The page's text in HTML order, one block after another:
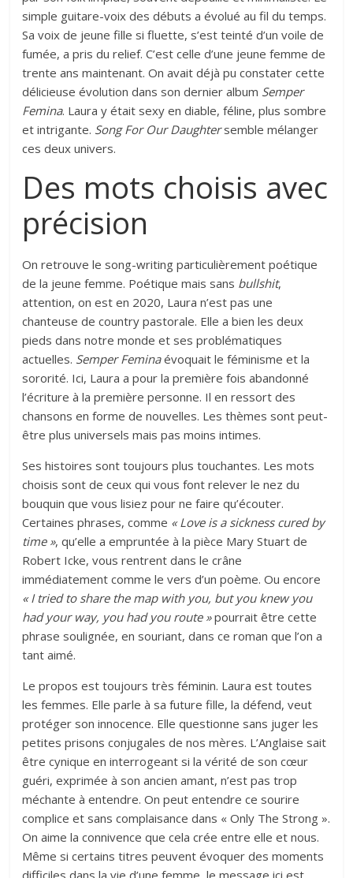
simple guitare-voix des débuts a évolué au fil du temps.
Sa voix de jeune fille si fluette, s’est teinté d’un voile de
fumée, a pris du relief. C’est celle d’une jeune femme de
trente ans maintenant. On avait déjà pu constater cette
délicieuse évolution dans son dernier album Semper
Femina. Laura y était sexy en diable, féline, plus sombre
et intrigante. Song For Our Daughtersemble mélanger
ces deux univers.
Des mots choisis avec
précision
On retrouve le song-writing particulièrement poétique
de la jeune femme. Poétique mais sans bullshit,
attention, on est en 2020, Laura n’est pas une
chanteuse de country pastorale. Elle a bien les deux
pieds dans notre monde et ses problématiques
actuelles. Semper Feminaévoquait le féminisme et la
sororité. Ici, Laura a pour la première fois abandonné
l’écriture à la première personne. Il en ressort des
chansons en forme de nouvelles. Les thèmes sont peut-
être plus universels mais pas moins intimes.
Ses histoires sont toujours plus touchantes. Les mots
choisis sont de ceux qui vous font relever le nez du
bouquin que vous lisiez pour ne faire qu’écouter.
Certaines phrases, comme « Love is a sickness cured by
time », qu’elle a empruntée à la pièce Mary Stuart de
Robert Icke, vous rentrent dans le crâne
immédiatement comme le vers d’un poème. Ou encore
« I tried to share the map with you, but you knew you
had your way, you had you route »pourrait être cette
phrase soulignée, en souriant, dans ce roman que l’on a
tant aimé.
Le propos est toujours très féminin. Laura est toutes
les femmes. Elle parle à sa future fille, la défend, veut
protéger son innocence. Elle questionne sans juger les
petites prisons conjugales de nos mères. L’Anglaise sait
être cynique en interrogeant si la vérité de son cœur
guéri, exprimée à son ancien amant, n’est pas trop
méchante à entendre. On peut entendre ce sourire
complice et sans complaisance dans « Only The Strong ».
On aime la connivence que cela crée entre elle et nous.
Même si certains titres peuvent évoquer des moments